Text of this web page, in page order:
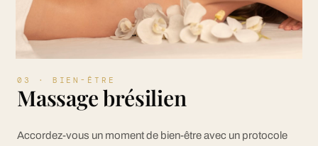
03 · BIEN-ÊTRE
Massage brésilien
Accordez-vous un moment de bien-être avec un protocole